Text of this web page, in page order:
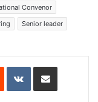
Convenor
Senior leader
Reddit VKontakteShare via Email